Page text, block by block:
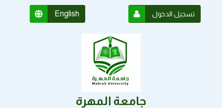
English تسجيل الدخول
جامعة المهرة